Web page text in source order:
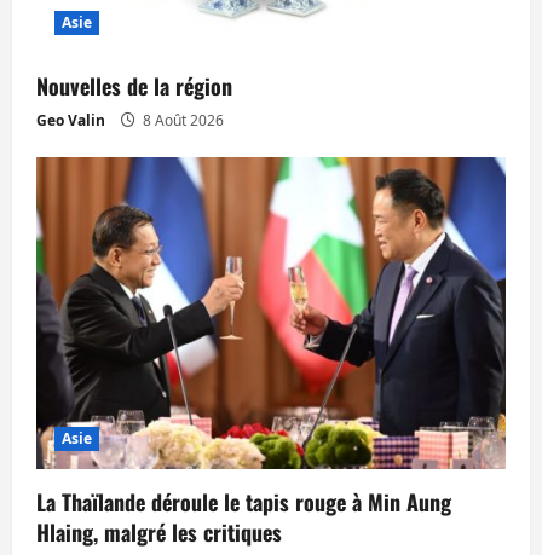
t
i
c
l
e
Asie
Nouvelles de la région
Geo Valin 8 Août 2026
Asie
La Thaïlande déroule le tapis rouge à Min Aung
Hlaing, malgré les critiques